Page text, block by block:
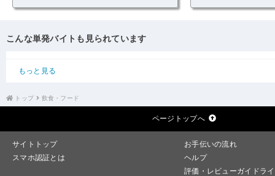
こんな単発バイトも見られています
もっと見る
トップ 飲食・フード
ページトップへ
サイトトップ
お手伝いの流れ
スマホ認証とは
ヘルプ
評価・レビューガイドラ